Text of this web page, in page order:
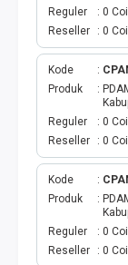
TELEPON
INTERNET
E-TILANG
GAS PGN
CEK KUOTA
Reguler
0
Reseller
0
Kode
Produk
Reguler
0
Reseller
0
Kode
Produk
Reguler
0
Reseller
0